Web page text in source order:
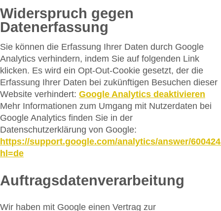
Widerspruch gegen
Datenerfassung
Sie können die Erfassung Ihrer Daten durch Google
Analytics verhindern, indem Sie auf folgenden Link
klicken. Es wird ein Opt-Out-Cookie gesetzt, der die
Erfassung Ihrer Daten bei zukünftigen Besuchen dieser
Website verhindert: Google Analytics deaktivieren
Mehr Informationen zum Umgang mit Nutzerdaten bei
Google Analytics finden Sie in der
Datenschutzerklärung von Google:
https://support.google.com/analytics/answer/
hl=de
Auftragsdatenverarbeitung
Wir haben mit Google einen Vertrag zur